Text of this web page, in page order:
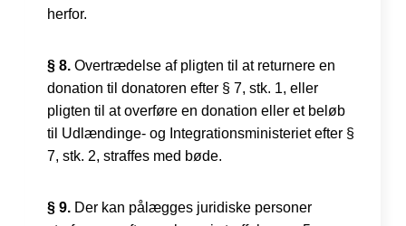
herfor.
§ 8. Overtrædelse af pligten til at returnere en
donation til donatoren efter § 7, stk. 1, eller
pligten til at overføre en donation eller et beløb
til Udlændinge- og Integrationsministeriet efter §
7, stk. 2, straffes med bøde.
§ 9. Der kan pålægges juridiske personer